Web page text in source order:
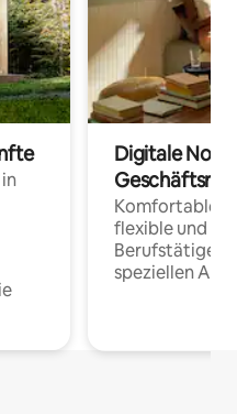
Digitale
Komfortable
flexible und
Berufstätige
speziellen